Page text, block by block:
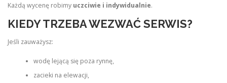
Każdą wycenę robimy uczciwie i indywidualnie.
KIEDY TRZEBA WEZWAĆ SERWIS?
Jeśli zauważysz:
wodę lejącą się poza rynnę,
zacieki na elewacji,